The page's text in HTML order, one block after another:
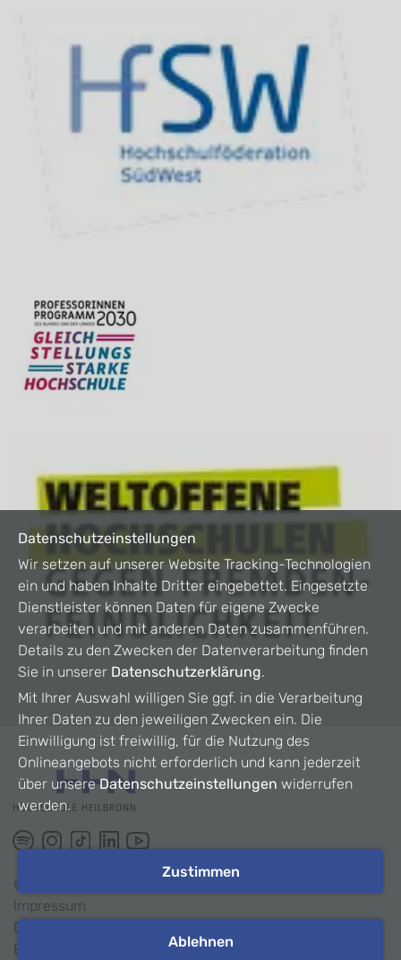
©
Impressum
Datenschutz
Barrierefreiheit
Datenschutzeinstellungen
Wir setzen auf unserer Website Tracking-Technologien
ein und haben Inhalte Dritter eingebettet. Eingesetzte
Dienstleister können Daten für eigene Zwecke
verarbeiten und mit anderen Daten zusammenführen.
Details zu den Zwecken der Datenverarbeitung finden
Sie in unserer Datenschutzerklärung.
Mit Ihrer Auswahl willigen Sie ggf. in die Verarbeitung
Ihrer Daten zu den jeweiligen Zwecken ein. Die
Einwilligung ist freiwillig, für die Nutzung des
Onlineangebots nicht erforderlich und kann jederzeit
über unsereDatenschutzeinstellungen widerrufen
werden.
Zustimmen
Ablehnen